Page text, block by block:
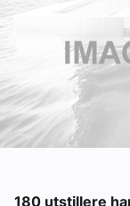
Tips oss
180 utstillere